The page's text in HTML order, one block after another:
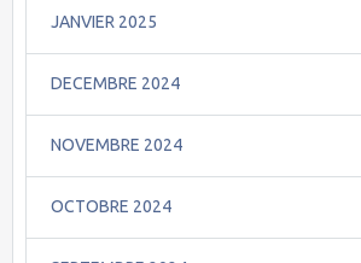
JANVIER 2025
DECEMBRE 2024
NOVEMBRE 2024
OCTOBRE 2024